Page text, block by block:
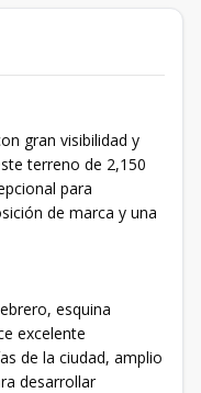
gran visibilidad y
terreno de 2,150
para
de marca y una
esquina
excelente
de la ciudad, amplio
desarrollar